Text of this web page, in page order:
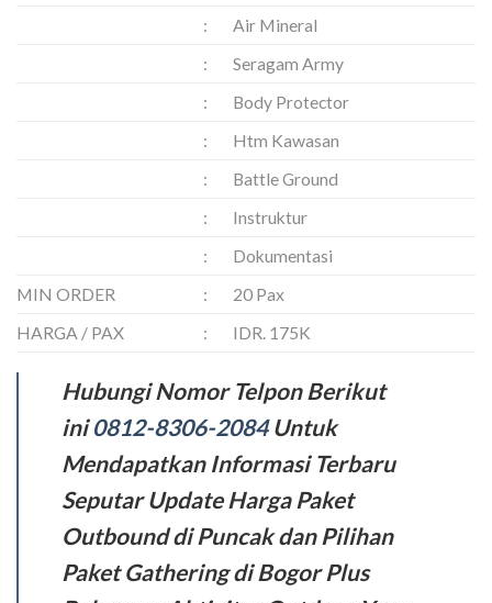
:
Air Mineral
:
Seragam Army
:
Body Protector
:
Htm Kawasan
:
Battle Ground
:
Instruktur
:
Dokumentasi
MIN ORDER
:
20 Pax
HARGA / PAX
: IDR. 175K
Hubungi Nomor Telpon Berikut
ini0812-8306-2084Untuk
Mendapatkan Informasi Terbaru
Seputar Update Harga Paket
Outbound di Puncak dan Pilihan
Paket Gathering di Bogor Plus